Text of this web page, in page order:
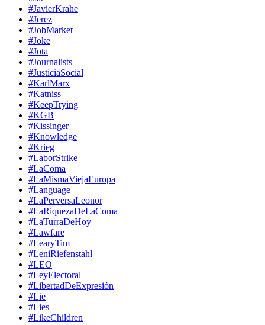
#JavierKrahe
#Jerez
#JobMarket
#Joke
#Jota
#Journalists
#JusticiaSocial
#KarlMarx
#Katniss
#KeepTrying
#KGB
#Kissinger
#Knowledge
#Krieg
#LaborStrike
#LaComa
#LaMismaViejaEuropa
#Language
#LaPerversaLeonor
#LaRiquezaDeLaComa
#LaTurraDeHoy
#Lawfare
#LearyTim
#LeniRiefenstahl
#LEO
#LeyElectoral
#LibertadDeExpresión
#Lie
#Lies
#LikeChildren